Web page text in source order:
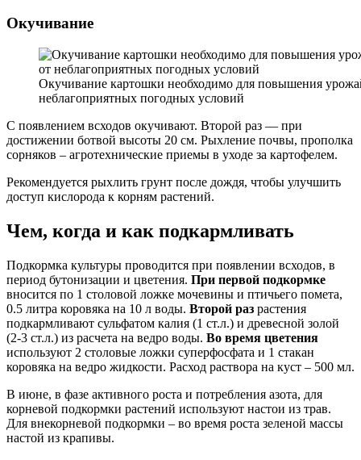
Окучивание
Окучивание картошки необходимо для повышения
неблагоприятных погодных условий
С появлением всходов окучивают. Второй раз — при
достижении ботвой высоты 20 см. Рыхление почвы, прополка
сорняков – агротехнические приемы в уходе за картофелем.
Рекомендуется рыхлить грунт после дождя, чтобы улучшить
доступ кислорода к корням растений.
Чем, когда и как подкармливать
Подкормка культуры проводится при появлении всходов, в
период бутонизации и цветения. При первой подкормке
вносится по 1 столовой ложке мочевины и птичьего помета,
0.5 литра коровяка на 10 л воды. Второй раз растения
подкармливают сульфатом калия (1 ст.л.) и древесной золой
(2-3 ст.л.) из расчета на ведро воды. Во время цветения
используют 2 столовые ложки суперфосфата и 1 стакан
коровяка на ведро жидкости. Расход раствора на куст – 500 мл.
В июне, в фазе активного роста и потребления азота, для
корневой подкормки растений используют настои из трав.
Для внекорневой подкормки – во время роста зеленой массы
настой из крапивы.